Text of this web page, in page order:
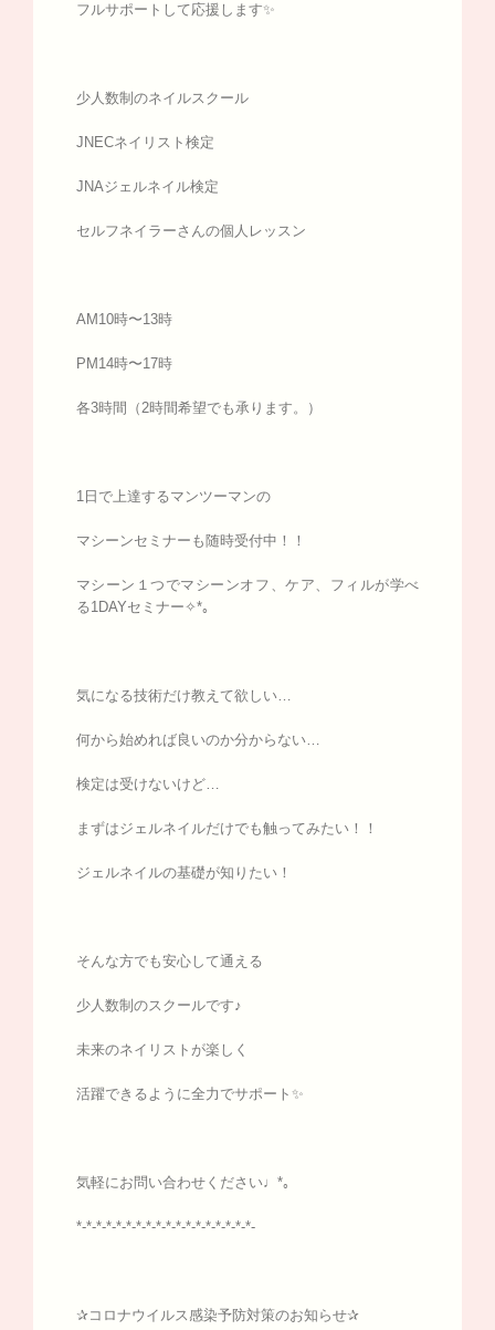
フルサポートして応援します✨
少人数制のネイルスクール
JNECネイリスト検定
JNAジェルネイル検定
セルフネイラーさんの個人レッスン
AM10時〜13時
PM14時〜17時
各3時間（2時間希望でも承ります。）
1日で上達するマンツーマンの
マシーンセミナーも随時受付中！！
マシーン１つでマシーンオフ、ケア、フィルが学べ
る1DAYセミナー✧*｡
気になる技術だけ教えて欲しい…
何から始めれば良いのか分からない…
検定は受けないけど…
まずはジェルネイルだけでも触ってみたい！！
ジェルネイルの基礎が知りたい！
そんな方でも安心して通える
少人数制のスクールです♪
未来のネイリストが楽しく
活躍できるように全力でサポート✨
気軽にお問い合わせください♩*｡
*-*-*-*-*-*-*-*-*-*-*-*-*-*-*-*-*-*-
✰コロナウイルス感染予防対策のお知らせ✰